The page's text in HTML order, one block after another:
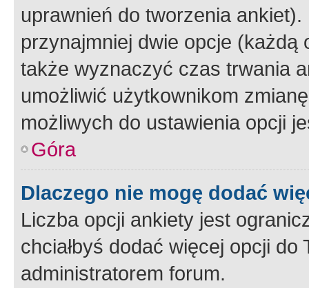
uprawnień do tworzenia
przynajmniej dwie opcje
także wyznaczyć czas trwania
umożliwić użytkownikom
możliwych do ustawienia opcji
Góra
Dlaczego nie mogę dodać
Liczba opcji ankiety jest
chciałbyś dodać więcej opcji
administratorem forum.